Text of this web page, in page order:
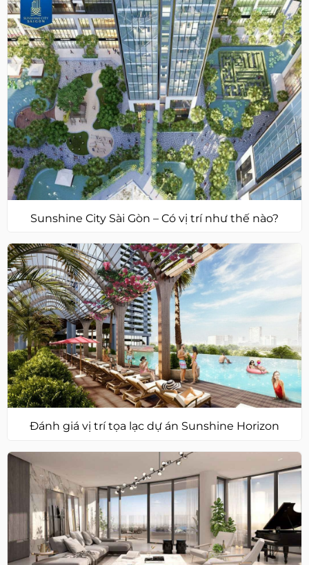
Sunshine City Sài Gòn – Có vị trí như thế nào?
Đánh giá vị trí tọa lạc dự án Sunshine Horizon